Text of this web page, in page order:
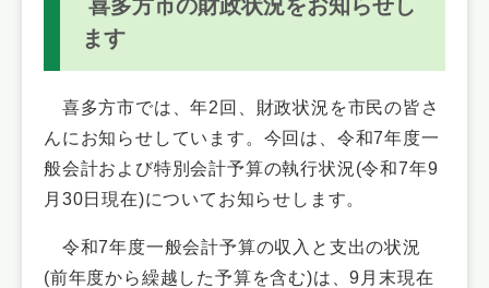
喜多方市の財政状況をお知らせし
ます
喜多方市では、年2回、財政状況を市民の皆さ
んにお知らせしています。今回は、令和7年度一
般会計および特別会計予算の執行状況(令和7年9
月30日現在)についてお知らせします。
令和7年度一般会計予算の収入と支出の状況
(前年度から繰越した予算を含む)は、9月末現在